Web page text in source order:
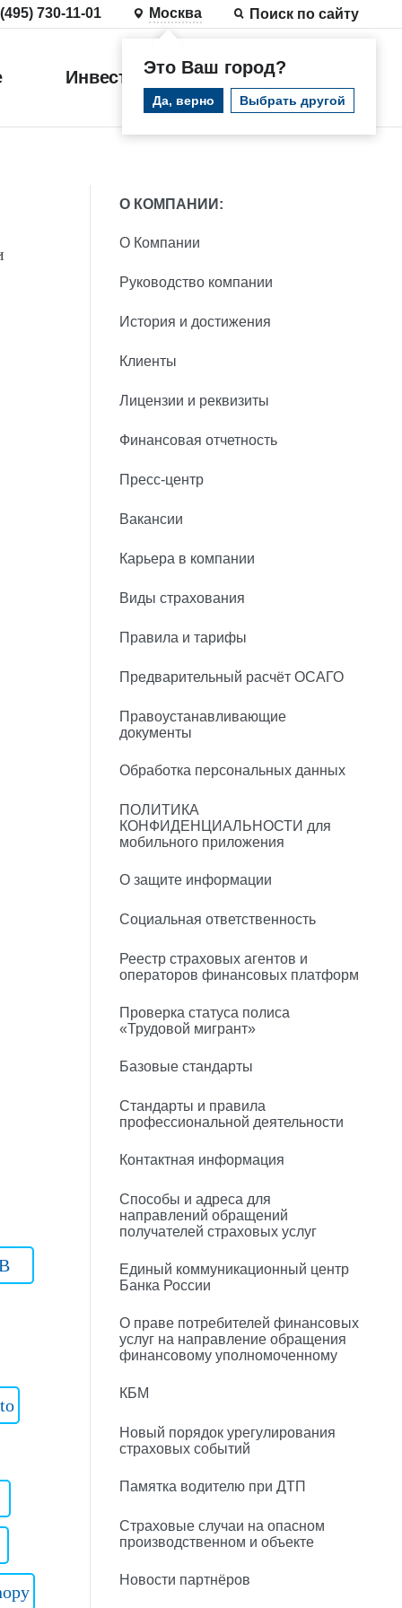
730-11-01 Москва
Это Ваш город?
Да, верно Выбрать другой
Поиск по сайту
Инвестиции
О КОМПАНИИ:
О Компании
Руководство компании
История и достижения
Клиенты
Лицензии и реквизиты
Финансовая отчетность
Пресс-центр
Вакансии
Карьера в компании
Виды страхования
Правила и тарифы
Предварительный расчёт ОСАГО
Правоустанавливающие
документы
Обработка персональных данных
ПОЛИТИКА
КОНФИДЕНЦИАЛЬНОСТИ для
мобильного приложения
О защите информации
Социальная ответственность
Реестр страховых агентов и
операторов финансовых платформ
Проверка статуса полиса
«Трудовой мигрант»
Базовые стандарты
Стандарты и правила
профессиональной деятельности
Контактная информация
Способы и адреса для
направлений обращений
получателей страховых услуг
Единый коммуникационный центр
Банка России
О праве потребителей финансовых
услуг на направление обращения
финансовому уполномоченному
КБМ
Новый порядок урегулирования
страховых событий
Памятка водителю при ДТП
Страховые случаи на опасном
производственном и объекте
Новости партнёров